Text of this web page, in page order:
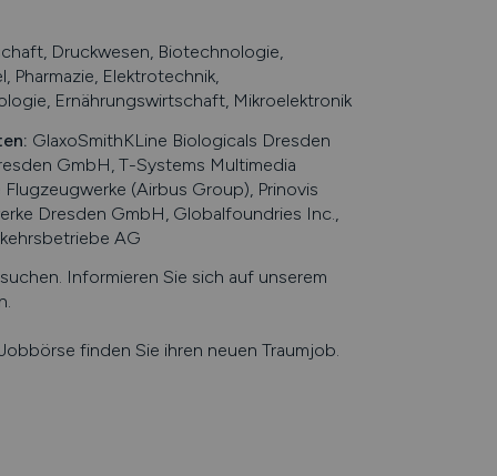
Druckwesen, Biotechnologie,
Pharmazie, Elektrotechnik,
Ernährungswirtschaft, Mikroelektronik
: GlaxoSmithKLine Biologicals Dresden
GmbH, T-Systems Multimedia
(Airbus Group), Prinovis
Dresden GmbH, Globalfoundries Inc.,
AG
Informieren Sie sich auf unserem
.
finden Sie ihren neuen Traumjob.